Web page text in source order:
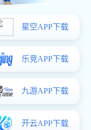
| 亿万28协同邀您